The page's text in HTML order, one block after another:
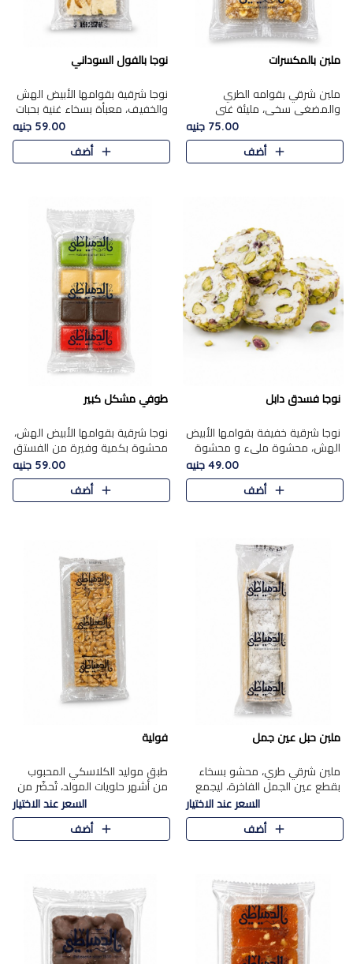
ملبن بالمكسرات
ملبن شرقي بقوامه الطري
والمضغي سخي، مليئة غني
بتشكيلة فاخرة من المكسرات
مشكلة المختارة التي تقدم تضيف
قرمشة مميزة مرضية ونكهة
75.00 جنيه
أضف
نوجا بالفول السوداني
نوجا شرقية بقوامها الأبيض الهش
والخفيف، معبأة بسخاء غنية بحبات
الفول السوداني المحمص التي
يقدم تضيف قرمشة مميزة مرضية
وتوازنًا رائعًا مع حلا..
59.00 جنيه
أضف
نوجا فسدق دابل
نوجا شرقية خفيفة بقوامها الأبيض
الهش، محشوة مليء و محشوة
بـكمية وفيرة من الفستق الفاخر
لتمنحك نكهة مكسرات غنية
وقرمشة مميزة في كل قطعة و
49.00 جنيه
أضف
طوفي مشكل كبير
نوجا شرقية بقوامها الأبيض الهش،
محشوة بكمية وفيرة من الفستق
الفاخر لتمنحك نكهة غنية وقرمشة
مميزة في كل قطعة، لتجربة تجمع
بين الفخامة والمذاق..
59.00 جنيه
أضف
ملبن حبل عين جمل
ملبن شرقي طري، محشو بسخاء
بقطع عين الجمل الفاخرة، ليجمع
بين القوام الناعم وقرمشة الجوز
في مذاق شرقي أصيل.
السعر عند الاختيار
أضف
فولية
طبق موليد الكلاسكي المحبوب
من أشهر حلويات المولد، تُحضّر من
فول سوداني محمص بعناية
ومغلف بطبقة رقيقة من السكر
المكرمل، لتمنحك قرمشة أصيلة
السعر عند الاختيار
أضف